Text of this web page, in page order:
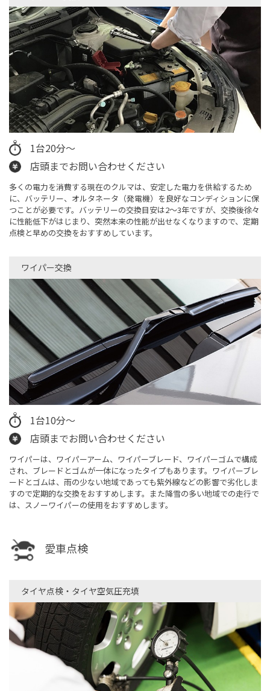
1台20分～
店頭までお問い合わせください
多くの電力を消費する現在のクルマは、安定した電力を供給するため
に、バッテリー、オルタネータ（発電機）を良好なコンディションに保
つことが必要です。バッテリーの交換目安は2～3年ですが、交換後徐々
に性能低下がはじまり、突然本来の性能が出せなくなりますので、定期
点検と早めの交換をおすすめしています。
ワイパー交換​
1台10分～
店頭までお問い合わせください
ワイパーは、ワイパーアーム、ワイパーブレード、ワイパーゴムで構成
され、ブレードとゴムが一体になったタイプもあります。ワイパーブレ
ードとゴムは、雨の少ない地域であっても紫外線などの影響で劣化しま
すので定期的な交換をおすすめします。また降雪の多い地域での走行で
は、スノーワイパーの使用をおすすめします。
愛車点検
タイヤ点検・タイヤ空気圧充填​